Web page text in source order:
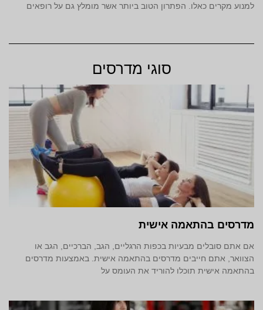
למנוע מקרים כאלו. הפתרון הטוב ביותר אשר מומלץ גם על רופאים
סוגי מדרסים
מדרסים בהתאמה אישית
אם אתם סובלים מבעיות בכפות הרגליים, הגב, הברכיים, הגב או
הצוואר, אתם חייבים מדרסים בהתאמה אישית. באמצעות מדרסים
בהתאמה אישית תוכלו להוריד את העומס על